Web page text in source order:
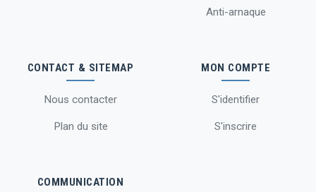
Anti-arnaque
CONTACT & SITEMAP
Nous contacter
Plan du site
MON COMPTE
S'identifier
S'inscrire
COMMUNICATION